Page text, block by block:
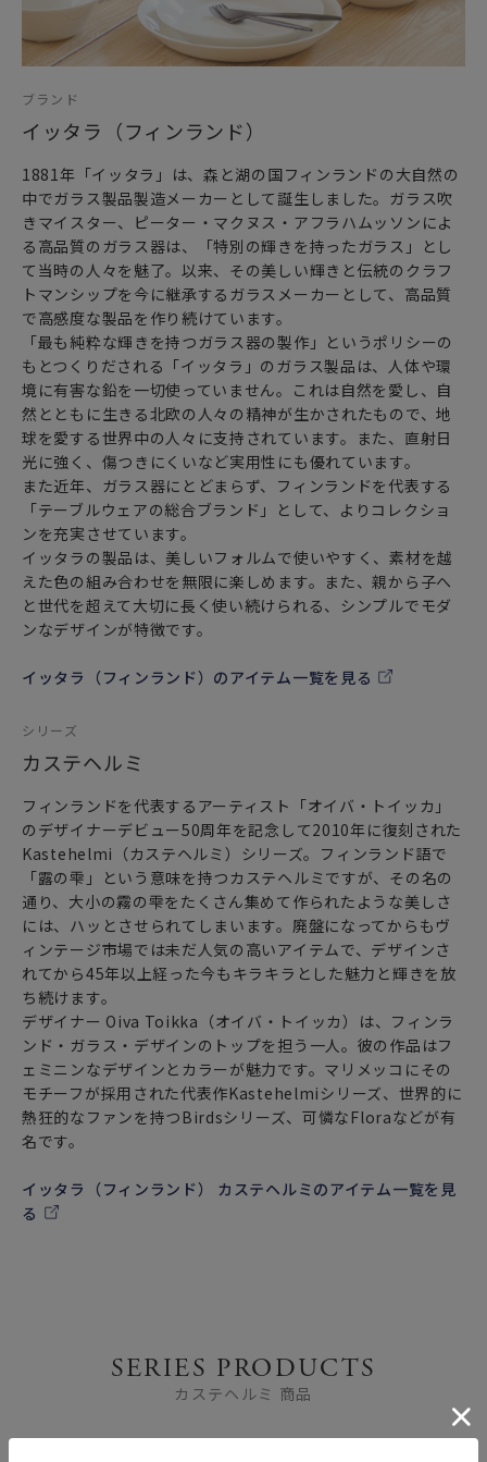
ブランド
イッタラ（フィンランド）
1881年「イッタラ」は、森と湖の国フィンランドの大自然の
中でガラス製品製造メーカーとして誕生しました。ガラス吹
きマイスター、ピーター・マクヌス・アフラハムッソンによ
る高品質のガラス器は、「特別の輝きを持ったガラス」とし
て当時の人々を魅了。以来、その美しい輝きと伝統のクラフ
トマンシップを今に継承するガラスメーカーとして、高品質
で高感度な製品を作り続けています。
「最も純粋な輝きを持つガラス器の製作」というポリシーの
もとつくりだされる「イッタラ」のガラス製品は、人体や環
境に有害な鉛を一切使っていません。これは自然を愛し、自
然とともに生きる北欧の人々の精神が生かされたもので、地
球を愛する世界中の人々に支持されています。また、直射日
光に強く、傷つきにくいなど実用性にも優れています。
また近年、ガラス器にとどまらず、フィンランドを代表する
「テーブルウェアの総合ブランド」として、よりコレクショ
ンを充実させています。
イッタラの製品は、美しいフォルムで使いやすく、素材を越
えた色の組み合わせを無限に楽しめます。また、親から子へ
と世代を超えて大切に長く使い続けられる、シンプルでモダ
ンなデザインが特徴です。
イッタラ（フィンランド）のアイテム一覧を見る
シリーズ
カステヘルミ
フィンランドを代表するアーティスト「オイバ・トイッカ」
のデザイナーデビュー50周年を記念して2010年に復刻された
Kastehelmi（カステヘルミ）シリーズ。フィンランド語で
「露の雫」という意味を持つカステヘルミですが、その名の
通り、大小の霧の雫をたくさん集めて作られたような美しさ
には、ハッとさせられてしまいます。廃盤になってからもヴ
ィンテージ市場では未だ人気の高いアイテムで、デザインさ
れてから45年以上経った今もキラキラとした魅力と輝きを放
ち続けます。
デザイナー Oiva Toikka（オイバ・トイッカ）は、フィンラ
ンド・ガラス・デザインのトップを担う一人。彼の作品はフ
ェミニンなデザインとカラーが魅力です。マリメッコにその
モチーフが採用された代表作Kastehelmiシリーズ、世界的に
熱狂的なファンを持つBirdsシリーズ、可憐なFloraなどが有
名です。
イッタラ（フィンランド） カステヘルミのアイテム一覧を見
る
SERIES PRODUCTS
カステヘルミ 商品